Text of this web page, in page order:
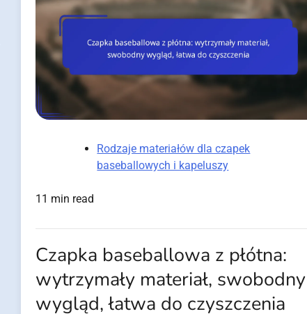
Rodzaje materiałów dla czapek
baseballowych i kapeluszy
11 min read
Czapka baseballowa z płótna:
wytrzymały materiał, swobodny
wygląd, łatwa do czyszczenia